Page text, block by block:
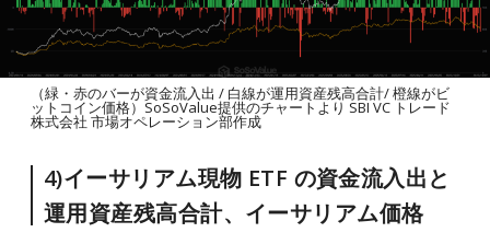
（緑・赤のバーが資金流入出 / 白線が運用資産残高合計/ 橙線がビ
ットコイン価格）SoSoValue提供のチャートより SBI VC トレード
株式会社 市場オペレーション部作成
4)イーサリアム現物 ETF の資金流入出と
運用資産残高合計、イーサリアム価格